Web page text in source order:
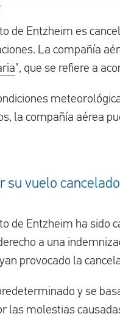
de Entzheim es
La compañía
", que se refiere a
la compañía aérea
su vuelo
de Entzheim ha sido
a una
provocado la
y se
las molestias